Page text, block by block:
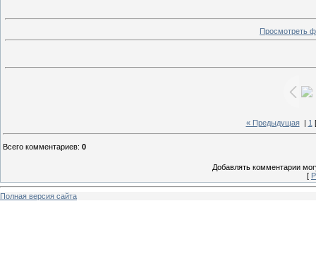
Просмотреть
« Предыдущая| 1 [
Всего комментариев: 0
Добавлять комментарии
[
Полная версия сайта